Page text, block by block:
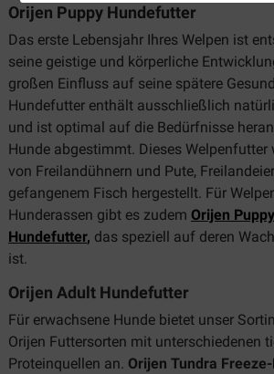
Orijen Puppy Hundefutter
Das erste Lebensjahr Ihres Welpen ist
seine geistige und körperliche
großen Einfluss auf seine spätere
Hundefutter enthält ausschließlich
und ist optimal auf die Bedürfnisse
Hunde abgestimmt. Dieses Welpenfutter
von Freilandühnern und Pute,
gefangenem Fisch hergestellt. Für
Hunderassen gibt es zudem Orijen
Hundefutter, das speziell auf deren
ist.
Orijen Adult Hundefutter
Für erwachsene Hunde bietet unser
Orijen Futtersorten mit unterschiedenen
Proteinquellen an. Orijen Tundra